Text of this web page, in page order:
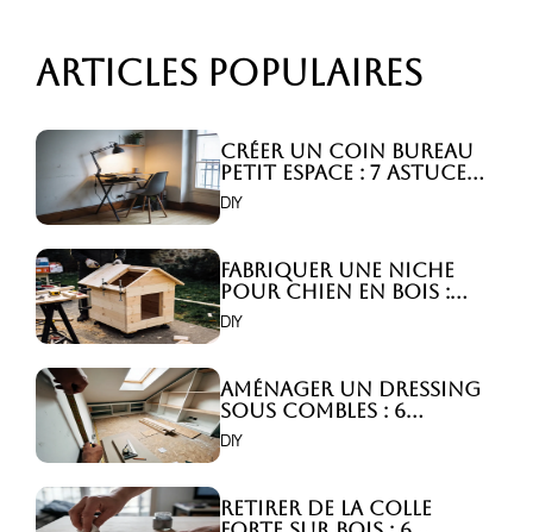
Articles populaires
Créer un coin bureau
petit espace : 7 astuces
malignes!
DIY
Fabriquer une niche
pour chien en bois :
Comment faire ?
DIY
Aménager un dressing
sous combles : 6
astuces indispensables
!
DIY
Retirer de la colle